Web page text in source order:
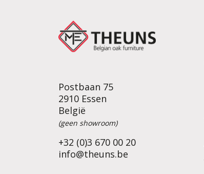
Postbaan 75
2910 Essen
België
(geen showroom)
+32 (0)3 670 00 20
info@theuns.be